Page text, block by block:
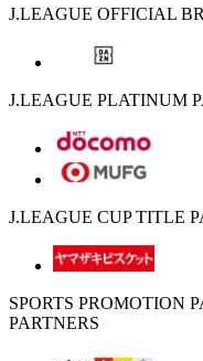
J.LEAGUE OFFICIAL
J.LEAGUE PLATINUM
J.LEAGUE CUP TITLE
SPORTS PROMOTION
PARTNERS